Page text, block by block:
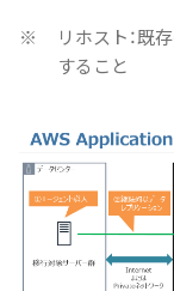
※
リホスト：既
すること